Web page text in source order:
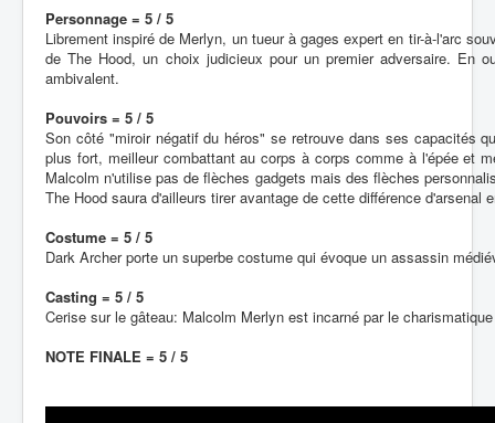
Personnage = 5 / 5
Librement inspiré de Merlyn, un tueur à gages expert en tir-à-l'arc
de The Hood, un choix judicieux pour un premier adversaire. En
ambivalent.
Pouvoirs = 5 / 5
Son côté "miroir négatif du héros" se retrouve dans ses capacités
plus fort, meilleur combattant au corps à corps comme à l'épée et
Malcolm n'utilise pas de flèches gadgets mais des flèches
The Hood saura d'ailleurs tirer avantage de cette différence
Costume = 5 / 5
Dark Archer porte un superbe costume qui évoque un assassin
Casting = 5 / 5
Cerise sur le gâteau: Malcolm Merlyn est incarné par le
NOTE FINALE = 5 / 5